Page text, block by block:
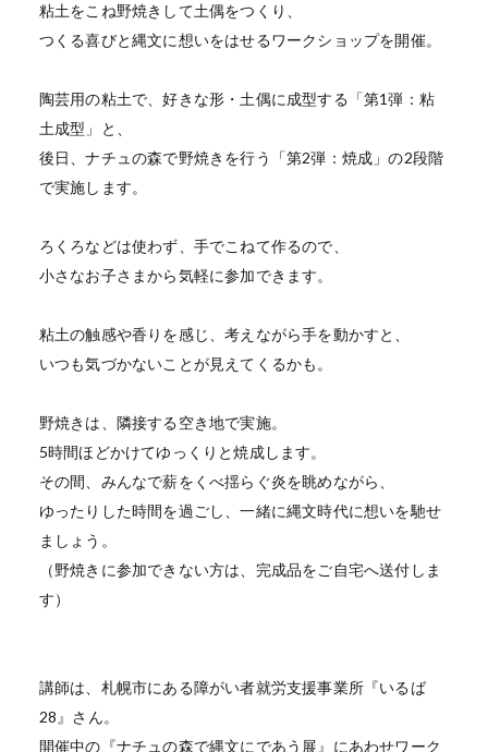
粘土をこね野焼きして土偶をつくり、
つくる喜びと縄文に想いをはせるワークショップを開催。
陶芸用の粘土で、好きな形・土偶に成型する「第1弾：粘
土成型」と、
後日、ナチュの森で野焼きを行う「第2弾：焼成」の2段階
で実施します。
ろくろなどは使わず、手でこねて作るので、
小さなお子さまから気軽に参加できます。
粘土の触感や香りを感じ、考えながら手を動かすと、
いつも気づかないことが見えてくるかも。
野焼きは、隣接する空き地で実施。
5時間ほどかけてゆっくりと焼成します。
その間、みんなで薪をくべ揺らぐ炎を眺めながら、
ゆったりした時間を過ごし、一緒に縄文時代に想いを馳せ
ましょう。
（野焼きに参加できない方は、完成品をご自宅へ送付しま
す）
講師は、札幌市にある障がい者就労支援事業所『いるば
28』さん。
開催中の『ナチュの森で縄文にであう展』にあわせワーク